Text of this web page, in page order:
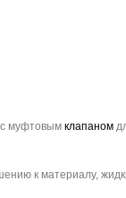
с муфтовым клапаном
к материалу,